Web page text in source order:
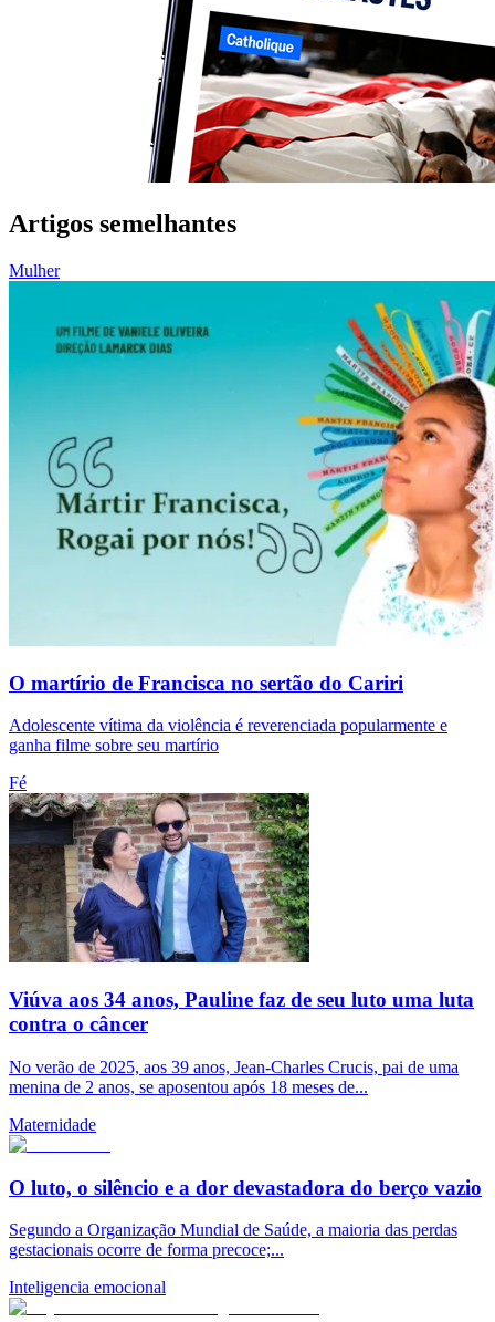
Artigos semelhantes
Mulher
O martírio de Francisca no sertão do Cariri
Adolescente vítima da violência é reverenciada popularmente e
ganha filme sobre seu martírio
Fé
Viúva aos 34 anos, Pauline faz de seu luto uma luta
contra o câncer
No verão de 2025, aos 39 anos, Jean-Charles Crucis, pai de uma
menina de 2 anos, se aposentou após 18 meses de...
Maternidade
O luto, o silêncio e a dor devastadora do berço vazio
Segundo a Organização Mundial de Saúde, a maioria das perdas
gestacionais ocorre de forma precoce;...
Inteligencia emocional